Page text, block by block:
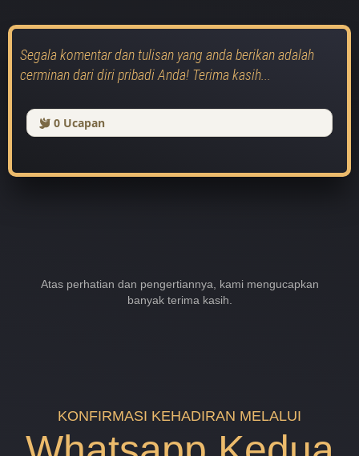
Segala komentar dan tulisan yang anda berikan adalah
cerminan dari diri pribadi Anda! Terima kasih...
0 Ucapan
Atas perhatian dan pengertiannya, kami mengucapkan
banyak terima kasih.
KONFIRMASI KEHADIRAN MELALUI